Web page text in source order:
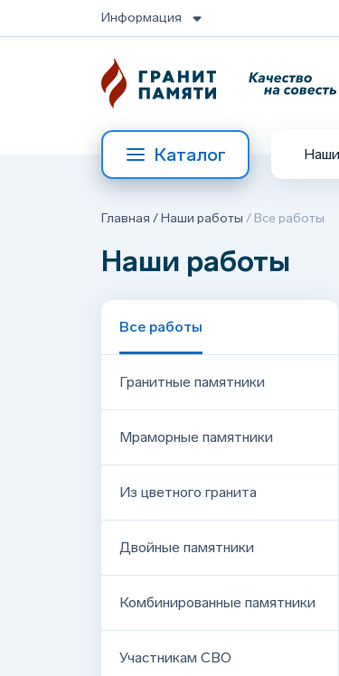
Информация
Каталог
Главная /Наши работы / Все работы
Наши работы
Все работы
Гранитные памятники
Мраморные памятники
Из цветного гранита
Двойные памятники
Комбинированные памятники
Участникам СВО